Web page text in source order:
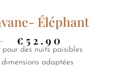
Éléphant
€ 52.90
des nuits paisibles
adaptées